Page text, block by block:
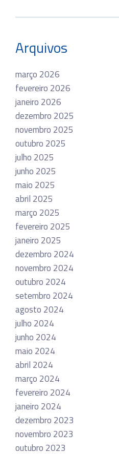
Arquivos
março 2026
fevereiro 2026
janeiro 2026
dezembro 2025
novembro 2025
outubro 2025
julho 2025
junho 2025
maio 2025
abril 2025
março 2025
fevereiro 2025
janeiro 2025
dezembro 2024
novembro 2024
outubro 2024
setembro 2024
agosto 2024
julho 2024
junho 2024
maio 2024
abril 2024
março 2024
fevereiro 2024
janeiro 2024
dezembro 2023
novembro 2023
outubro 2023